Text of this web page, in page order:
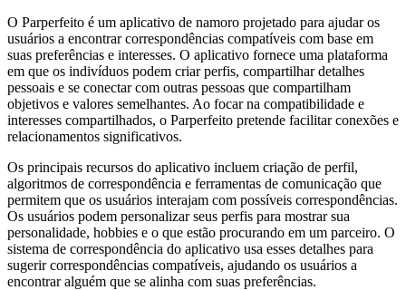
O Parperfeito é um aplicativo de namoro projetado para ajudar os
usuários a encontrar correspondências compatíveis com base em
suas preferências e interesses. O aplicativo fornece uma plataforma
em que os indivíduos podem criar perfis, compartilhar detalhes
pessoais e se conectar com outras pessoas que compartilham
objetivos e valores semelhantes. Ao focar na compatibilidade e
interesses compartilhados, o Parperfeito pretende facilitar conexões e
relacionamentos significativos.
Os principais recursos do aplicativo incluem criação de perfil,
algoritmos de correspondência e ferramentas de comunicação que
permitem que os usuários interajam com possíveis correspondências.
Os usuários podem personalizar seus perfis para mostrar sua
personalidade, hobbies e o que estão procurando em um parceiro. O
sistema de correspondência do aplicativo usa esses detalhes para
sugerir correspondências compatíveis, ajudando os usuários a
encontrar alguém que se alinha com suas preferências.